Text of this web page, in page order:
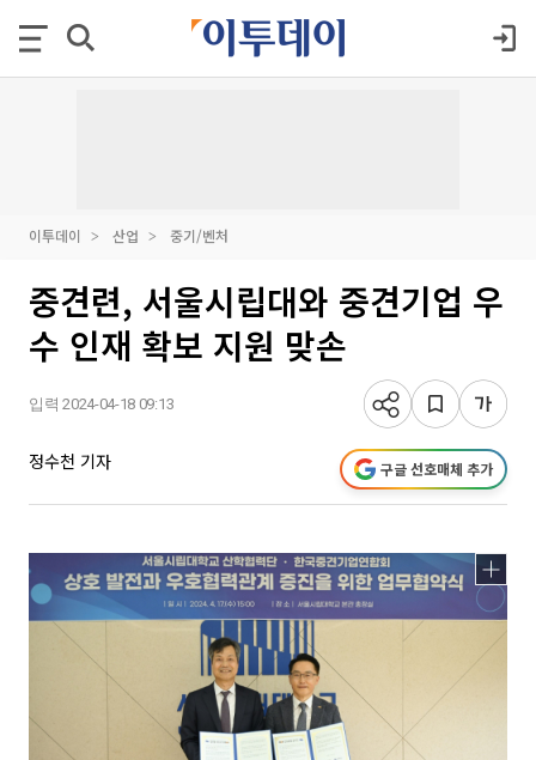
이투데이 산업 중기/벤처
중견련, 서울시립대와 중견기업 우
수 인재 확보 지원 맞손
입력 2024-04-18 09:13
정수천 기자 구글 선호매체 추가